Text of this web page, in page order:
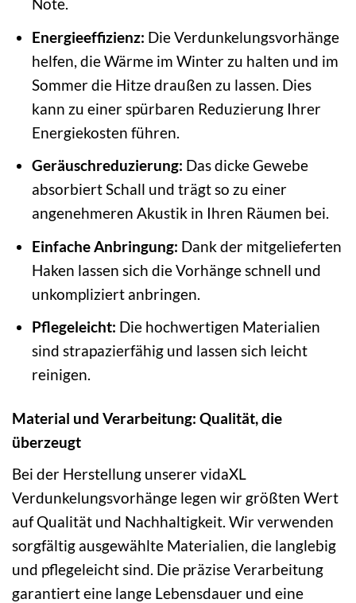
Energieeffizienz: Die Verdunkelungsvorhänge
helfen, die Wärme im Winter zu halten und im
Sommer die Hitze draußen zu lassen. Dies
kann zu einer spürbaren Reduzierung Ihrer
Energiekosten führen.
Geräuschreduzierung: Das dicke Gewebe
absorbiert Schall und trägt so zu einer
angenehmeren Akustik in Ihren Räumen bei.
Einfache Anbringung: Dank der mitgelieferten
Haken lassen sich die Vorhänge schnell und
unkompliziert anbringen.
Pflegeleicht: Die hochwertigen Materialien
sind strapazierfähig und lassen sich leicht
reinigen.
Material und Verarbeitung: Qualität, die
überzeugt
Bei der Herstellung unserer vidaXL
Verdunkelungsvorhänge legen wir größten Wert
auf Qualität und Nachhaltigkeit. Wir verwenden
sorgfältig ausgewählte Materialien, die langlebig
und pflegeleicht sind. Die präzise Verarbeitung
garantiert eine lange Lebensdauer und eine